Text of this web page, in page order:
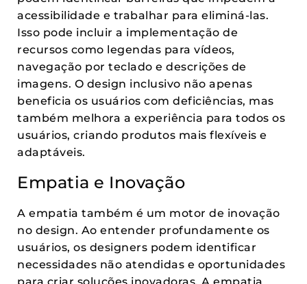
acessibilidade e trabalhar para eliminá-las.
Isso pode incluir a implementação de
recursos como legendas para vídeos,
navegação por teclado e descrições de
imagens. O design inclusivo não apenas
beneficia os usuários com deficiências, mas
também melhora a experiência para todos os
usuários, criando produtos mais flexíveis e
adaptáveis.
Empatia e Inovação
A empatia também é um motor de inovação
no design. Ao entender profundamente os
usuários, os designers podem identificar
necessidades não atendidas e oportunidades